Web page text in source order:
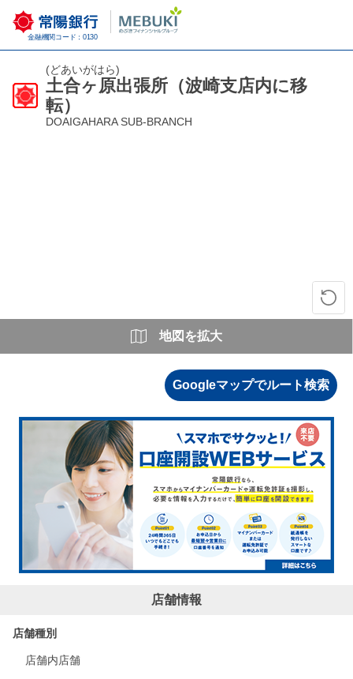
金融機関コード：0130
(どあいがはら)
土合ヶ原出張所（波崎支店内に移
転）
DOAIGAHARA SUB-BRANCH
地図を拡大
Googleマップでルート検索
店舗情報
店舗種別
店舗内店舗